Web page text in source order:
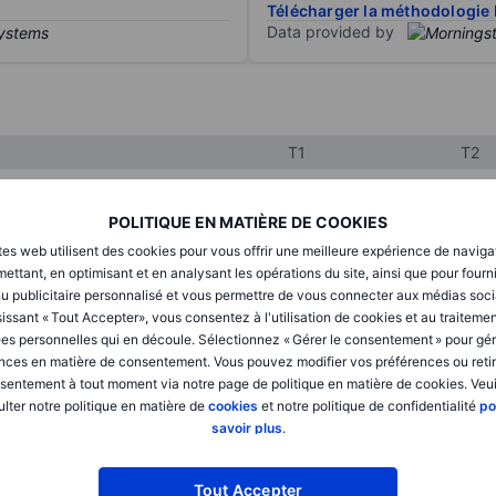
POLITIQUE EN MATIÈRE DE COOKIES
web utilisent des cookies pour vous offrir une meilleure expérience de
en optimisant et en analysant les opérations du site, ainsi que pour
publicitaire personnalisé et vous permettre de vous connecter aux médias
« Tout Accepter», vous consentez à l'utilisation de cookies et au
personnelles qui en découle. Sélectionnez « Gérer le consentement » pour
en matière de consentement. Vous pouvez modifier vos préférences ou
à tout moment via notre page de politique en matière de cookies.
notre politique en matière de cookies et notre politique de confidentialité
savoir plus.
Tout Accepter
Télécharger la méthodologie
Data provided by
T1 T2
XXXXXXX
XXXXXXX XXXXXXX
XXXXXXX XXXXXXX
XXXXXXX XXXXXXX
XXXXXXX